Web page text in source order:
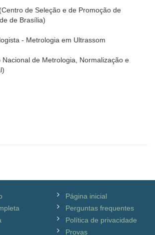
de Seleção e de Promoção de
de Brasília)
- Metrologia em Ultrassom
Nacional de Metrologia, Normalização e
Página inicial
Perguntas frequentes
Política de privacidade
Provas